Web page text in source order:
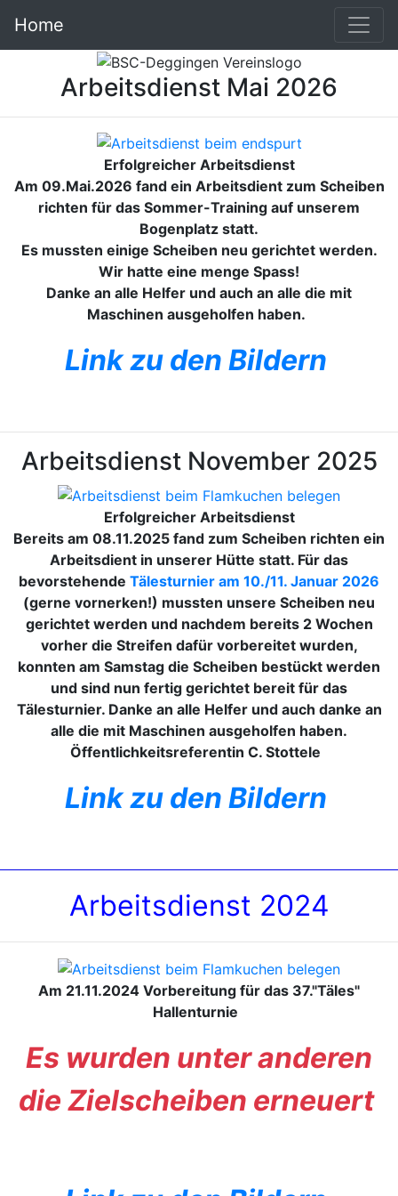
Home
Arbeitsdienst Mai 2026
Erfolgreicher Arbeitsdienst
Am 09.Mai.2026 fand ein Arbeitsdient zum Scheiben
richten für das Sommer-Training auf unserem
Bogenplatz statt.
Es mussten einige Scheiben neu gerichtet werden.
Wir hatte eine menge Spass!
Danke an alle Helfer und auch an alle die mit
Maschinen ausgeholfen haben.
Link zu den Bildern
Arbeitsdienst November 2025
Erfolgreicher Arbeitsdienst
Bereits am 08.11.2025 fand zum Scheiben richten ein
Arbeitsdient in unserer Hütte statt. Für das
bevorstehende Tälesturnier am 10./11. Januar 2026
(gerne vornerken!) mussten unsere Scheiben neu
gerichtet werden und nachdem bereits 2 Wochen
vorher die Streifen dafür vorbereitet wurden,
konnten am Samstag die Scheiben bestückt werden
und sind nun fertig gerichtet bereit für das
Tälesturnier. Danke an alle Helfer und auch danke an
alle die mit Maschinen ausgeholfen haben.
Öffentlichkeitsreferentin C. Stottele
Link zu den Bildern
Arbeitsdienst 2024
Am 21.11.2024 Vorbereitung für das 37."Täles"
Hallenturnie
Es wurden unter anderen
die Zielscheiben erneuert